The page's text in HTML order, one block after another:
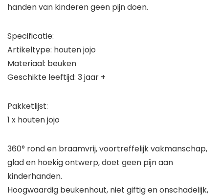
handen van kinderen geen pijn doen.
Specificatie:
Artikeltype: houten jojo
Materiaal: beuken
Geschikte leeftijd: 3 jaar +
Pakketlijst:
1 x houten jojo
360° rond en braamvrij, voortreffelijk vakmanschap,
glad en hoekig ontwerp, doet geen pijn aan
kinderhanden.
Hoogwaardig beukenhout, niet giftig en onschadelijk,